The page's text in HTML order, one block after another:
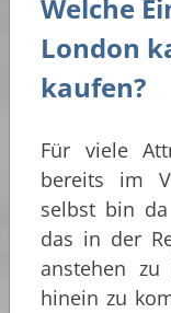
Welche
London
kaufen?
Für viele
bereits im
selbst bin
das in der
anstehen
hinein zu